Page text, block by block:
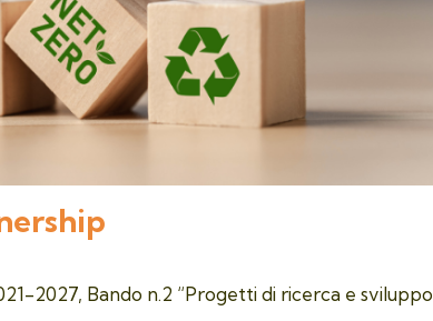
2027, Bando n.2 “Progetti di ricerca e sviluppo